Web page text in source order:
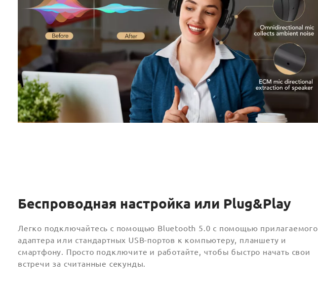
Беспроводная настройка или Plug&Play
Легко подключайтесь с помощью Bluetooth 5.0 с помощью прилагаемого
адаптера или стандартных USB-портов к компьютеру, планшету и
смартфону. Просто подключите и работайте, чтобы быстро начать свои
встречи за считанные секунды.